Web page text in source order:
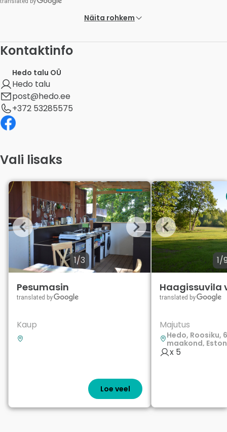
Näita rohkem
Kontaktinfo
Hedo talu OÜ
Hedo talu
post@hedo.ee
+372 53285575
Vali lisaks
1/3
Pesumasin
Kaup
Loe veel
1/
Haagissuvila
Majutus
Hedo, Roosiku,
maakond,
x 5